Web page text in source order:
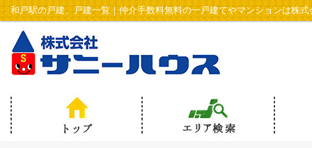
和戸駅の戸建、戸建一覧｜仲介手数料無料の一戸建てやマンションは株